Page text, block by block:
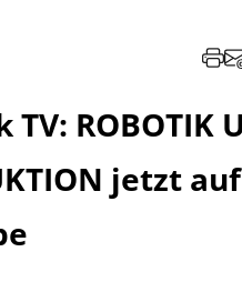
TV: ROBOTIK
jetzt auf